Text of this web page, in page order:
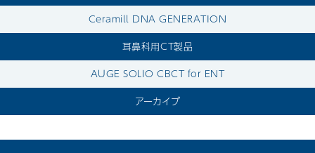
Ceramill DNA GENERATION
耳鼻科用CT製品
AUGE SOLIO CBCT for ENT
アーカイブ